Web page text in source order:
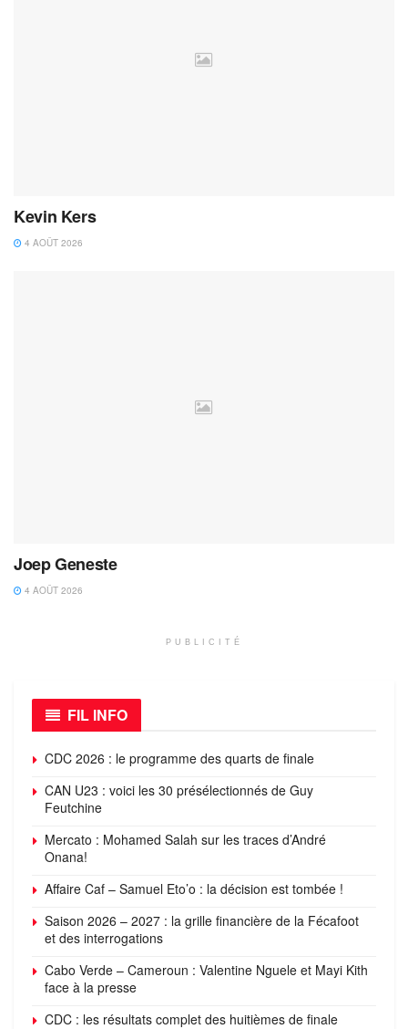
Kevin Kers
4 AOÛT 2026
Joep Geneste
4 AOÛT 2026
PUBLICITÉ
FIL INFO
CDC 2026 : le programme des quarts de finale
CAN U23 : voici les 30 présélectionnés de Guy
Feutchine
Mercato : Mohamed Salah sur les traces d’André
Onana!
Affaire Caf – Samuel Eto’o : la décision est tombée !
Saison 2026 – 2027 : la grille financière de la Fécafoot
et des interrogations
Cabo Verde – Cameroun : Valentine Nguele et Mayi Kith
face à la presse
CDC : les résultats complet des huitièmes de finale